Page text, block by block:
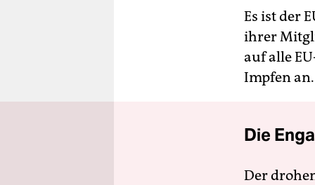
Es ist der
ihrer
auf alle
Impfen
Die
Der